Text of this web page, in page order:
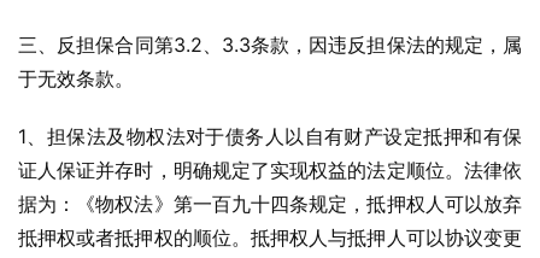
三、反担保合同第3.2、3.3条款，因违反担保法的规定，属
于无效条款。
1、担保法及物权法对于债务人以自有财产设定抵押和有保
证人保证并存时，明确规定了实现权益的法定顺位。法律依
据为：《物权法》第一百九十四条规定，抵押权人可以放弃
抵押权或者抵押权的顺位。抵押权人与抵押人可以协议变更